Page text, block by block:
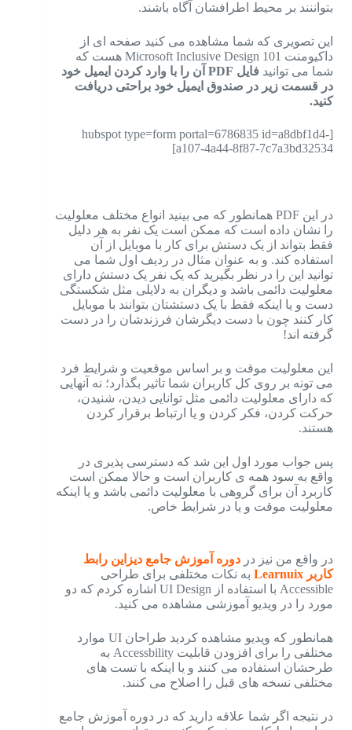
بتواننند بر محیط اطرافشان آگاه باشند.
این تصویری که شما مشاهده می کنید صفحه ای از
داکیومنت Microsoft Inclusive Design 101 هست که
شما می توانید
فایل PDF آن را با وارد کردن ایمیل خود
در قسمت زیر در صندوق ایمیل خود براحتی دریافت
کنید.
[hubspot type=form portal=6786835 id=a8dbf1d4-
a107-4a44-8f87-7c7a3bd32534]
در این PDF همانطور که می بینید انواع مختلف معلولیت
را نشان داده است که ممکن است یک نفر به هر دلیل
فقط بتواند از یک دستش برای کار با موبایل از آن
استفاده کند. و به عنوان مثال در ردیف اول شما می
توانید این را در نظر بگیرید که یک نفر یک دستش دارای
معلولیت دائمی باشد و دیگران به دلایلی مثل شکستگی
دست و یا اینکه فقط با یک دستشتان بتوانند با موبایل
کار کنند چون با دست دیگرشان فرزندشان را در دست
گرفته اند!
این معلولیت موقت و بر اساس موقعیت و شرایط فرد
می تونه بر روی کل کاربران شما تاثیر بگذارد؛ نه آنهایی
که دارای معلولیت دائمی مثل توانایی دیدن، شنیدن،
حرکت کردن، فکر کردن و یا ارتباط برقرار کردن
هستند.
پس جواب مورد اول این شد که دسترسی پذیری در
واقع به سود همه ی کاربران است و حالا ممکن است
کاربرد آن برای گروهی با معلولیت دائمی باشد و یا اینکه
معلولیت موقت و یا در شرایط خاص.
در واقع من نیز در دوره آموزش جامع دیزاین رابط
کاربر Learnuix
به نکات مختلفی برای طراحی
Accessible با استفاده از UI Design اشاره کردم که دو
مورد را در ویدیو آموزشی مشاهده می کنید.
همانطور که ویدیو مشاهده کردید طراحان UI موارد
مختلفی را برای افزودن قابلیت Accessbility به
طرحشان استفاده می کنند و یا اینکه با تست های
مختلفی نسخه های قبل را اصلاح می کنند.
در نتیجه اگر شما علاقه دارید که در دوره آموزش جامع